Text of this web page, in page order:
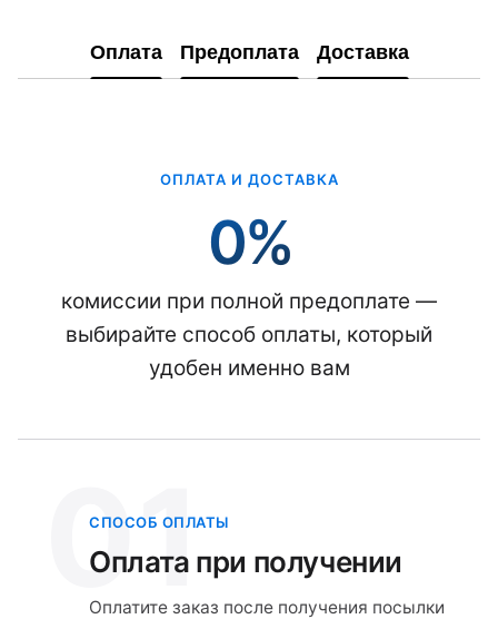
Оплата Предоплата Доставка
ОПЛАТА И ДОСТАВКА
0%
комиссии при полной предоплате —
выбирайте способ оплаты, который
удобен именно вам
01
СПОСОБ ОПЛАТЫ
Оплата при получении
Оплатите заказ после получения посылки